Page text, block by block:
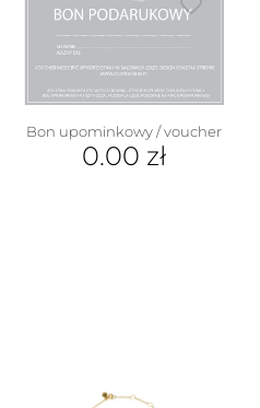
można
wybrać
stronie
produktu
Bon upominkowy / voucher
0.00 zł